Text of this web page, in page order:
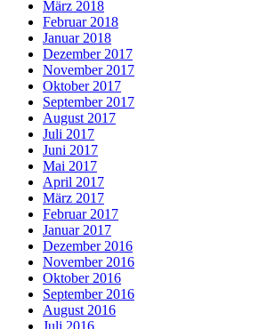
März 2018
Februar 2018
Januar 2018
Dezember 2017
November 2017
Oktober 2017
September 2017
August 2017
Juli 2017
Juni 2017
Mai 2017
April 2017
März 2017
Februar 2017
Januar 2017
Dezember 2016
November 2016
Oktober 2016
September 2016
August 2016
Juli 2016